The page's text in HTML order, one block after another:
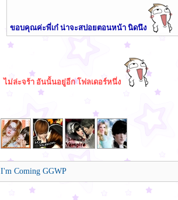
ขอบคุณค่ะพี่เก๋ น่าจะสปอยตอนหน้า นิดนึง
ไม่ล่ะจร้า อันนั้นอยู่อีก โฟลเดอร์หนึ่ง
I'm Coming GGWP